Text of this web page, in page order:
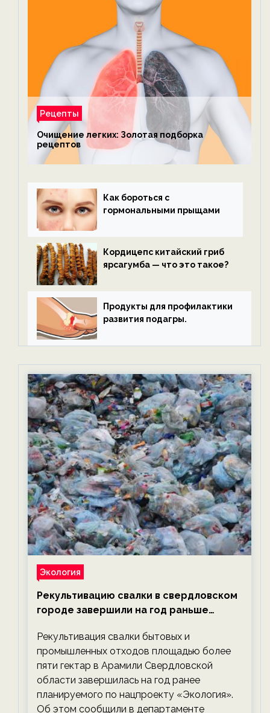
Рецепты
Очищение легких: Золотая подборка
рецептов
Как бороться с
гормональными прыщами
Кордицепс китайский гриб
ярсагумба — что это такое?
Продукты для профилактики
развития подагры.
Экология
Рекультивацию свалки в свердловском
городе завершили на год раньше
экологии на ECOportal
Рекультивация свалки бытовых и
промышленных отходов площадью более
пяти гектар в Арамили Свердловской
области завершилась на год ранее
планируемого по нацпроекту «Экология».
Об этом сообщили в департаменте